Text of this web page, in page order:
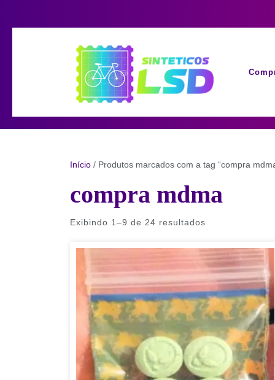
Início / Produtos marcados com a tag “compra
compra mdma
Exibindo 1–9 de 24 resultados